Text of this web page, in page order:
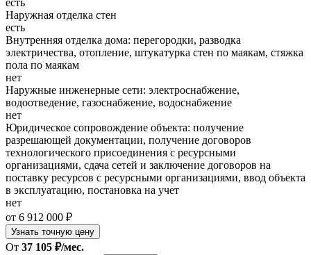
Наружная отделка стен
есть
Внутренняя отделка дома: перегородки, разводка
электричества, отопление, штукатурка стен по маякам, стяжка
пола по маякам
нет
Наружные инженерные сети: электроснабжение,
водоотведение, газоснабжение, водоснабжение
нет
Юридическое сопровождение объекта: получение
разрешающей документации, получение договоров
технологического присоединения с ресурсными
организациями, сдача сетей и заключение договоров на
поставку ресурсов с ресурсными организациями, ввод объекта
в эксплуатацию, постановка на учет
нет
от 6 912 000 ₽
Узнать точную цену
От 37 105 ₽/мес.